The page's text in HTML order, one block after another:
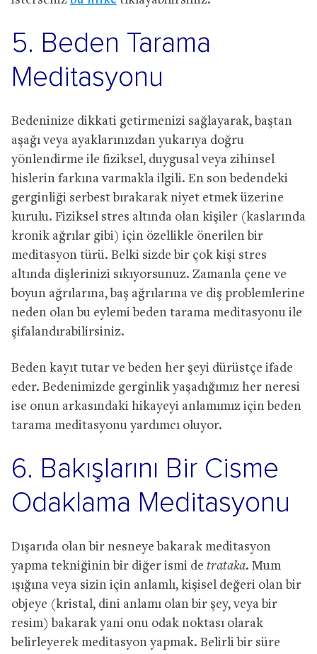
5. Beden Tarama
Meditasyonu
Bedeninize dikkati getirmenizi sağlayarak, baştan
aşağı veya ayaklarınızdan yukarıya doğru
yönlendirme ile fiziksel, duygusal veya zihinsel
hislerin farkına varmakla ilgili. En son bedendeki
gerginliği serbest bırakarak niyet etmek üzerine
kurulu. Fiziksel stres altında olan kişiler (kaslarında
kronik ağrılar gibi) için özellikle önerilen bir
meditasyon türü. Belki sizde bir çok kişi stres
altında dişlerinizi sıkıyorsunuz. Zamanla çene ve
boyun ağrılarına, baş ağrılarına ve diş problemlerine
neden olan bu eylemi beden tarama meditasyonu ile
şifalandırabilirsiniz.
Beden kayıt tutar ve beden her şeyi dürüstçe ifade
eder. Bedenimizde gerginlik yaşadığımız her neresi
ise onun arkasındaki hikayeyi anlamımız için beden
tarama meditasyonu yardımcı oluyor.
6. Bakışlarını Bir Cisme
Odaklama Meditasyonu
Dışarıda olan bir nesneye bakarak meditasyon
yapma tekniğinin bir diğer ismi de trataka. Mum
ışığına veya sizin için anlamlı, kişisel değeri olan bir
objeye (kristal, dini anlamı olan bir şey, veya bir
resim) bakarak yani onu odak noktası olarak
belirleyerek meditasyon yapmak. Belirli bir süre